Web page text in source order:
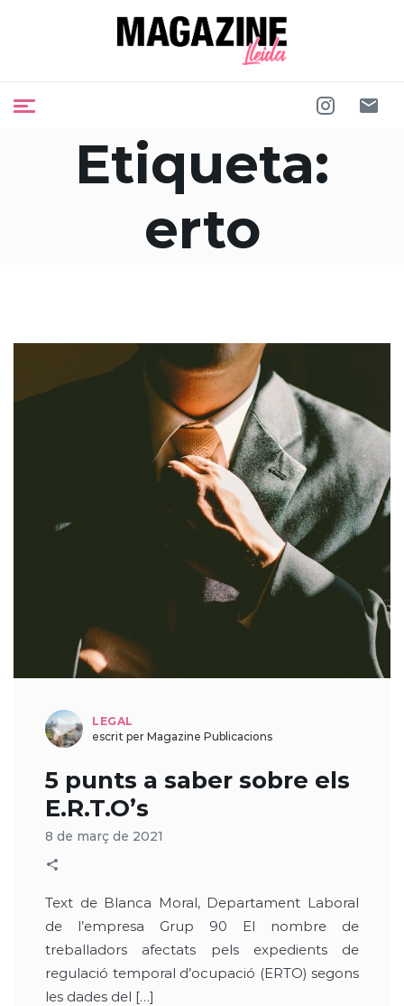
Etiqueta:
erto
LEGAL
escrit per Magazine Publicacions
5 punts a saber sobre els
E.R.T.O’s
8 de març de 2021
Text de Blanca Moral, Departament Laboral
de l’empresa Grup 90 El nombre de
treballadors afectats pels expedients de
regulació temporal d’ocupació (ERTO) segons
les dades del […]